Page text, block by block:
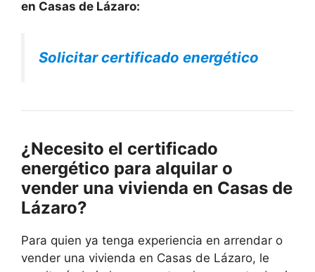
en Casas de Lázaro:
Solicitar certificado energético
¿Necesito el certificado
energético para alquilar o
vender una vivienda en Casas de
Lázaro?
Para quien ya tenga experiencia en arrendar o
vender una vivienda en Casas de Lázaro, le